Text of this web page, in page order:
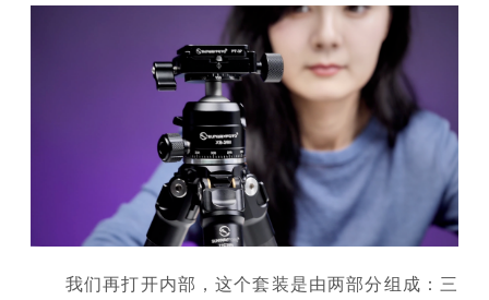
我们再打开内部，这个套装是由两部分组成：三